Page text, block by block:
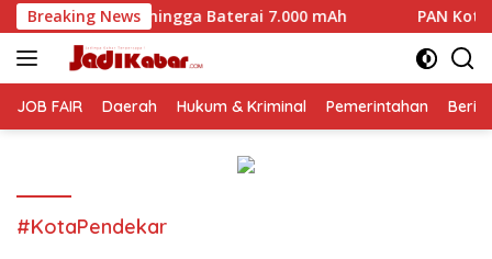
Langsung
ke
konten
Breaking News
hingga Baterai 7.000 mAh PAN Kota Magelang Mulai
JOB FAIR Daerah Hukum & Kriminal Pemerintahan
#KotaPendekar